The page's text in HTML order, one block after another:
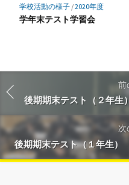
学校活動の様子/2020年度
学年末テスト学習会
前
後期期末テスト（２年生）
次
後期期末テスト（１年生）